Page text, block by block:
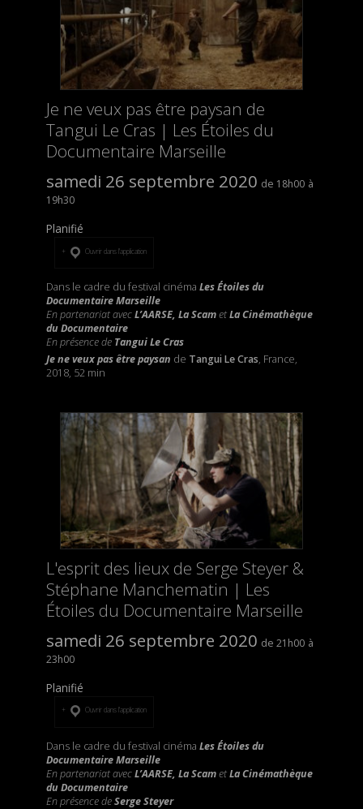
Je ne veux pas être paysan de
Tangui Le Cras | Les Étoiles du
Documentaire Marseille
samedi 26 septembre 2020
18h00
19h30
Planifié
Ouvrir dans l’application
Dans le cadre du festival cinéma Les Étoiles du
Documentaire Marseille
En partenariat avecL’AARSE, La ScametLa Cinémathèque
du Documentaire
En présence de Tangui Le Cras
Je ne veux pas être paysan de Tangui Le Cras, France,
2018, 52 min
L'esprit des lieux de Serge Steyer &
Stéphane Manchematin | Les
Étoiles du Documentaire Marseille
samedi 26 septembre 2020
21h00
23h00
Planifié
Ouvrir dans l’application
Dans le cadre du festival cinéma Les Étoiles du
Documentaire Marseille
En partenariat avecL’AARSE, La ScametLa Cinémathèque
du Documentaire
En présence deSerge Steyer